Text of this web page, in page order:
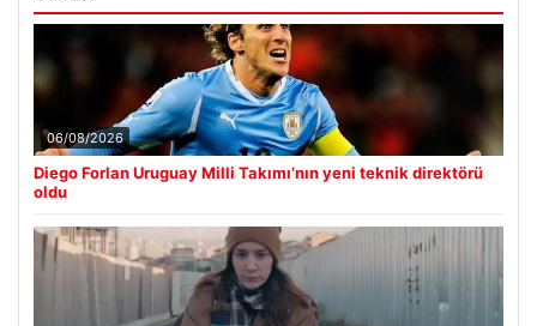
06/08/2026
Diego Forlan Uruguay Milli Takımı’nın yeni teknik direktörü
oldu